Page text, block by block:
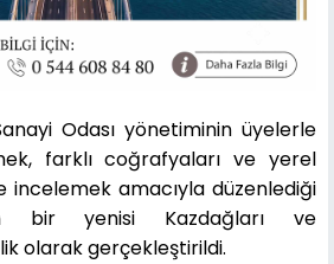
Odası yönetiminin üyelerle
farklı coğrafyaları ve yerel
incelemek amacıyla düzenlediği
bir yenisi Kazdağları ve
olarak gerçekleştirildi.